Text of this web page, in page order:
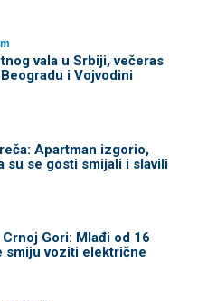
vala u Srbiji, večeras
i Vojvodini
Apartman izgorio,
su se gosti smijali i slavili
Crnoj Gori: Mlađi od 16
smiju voziti električne